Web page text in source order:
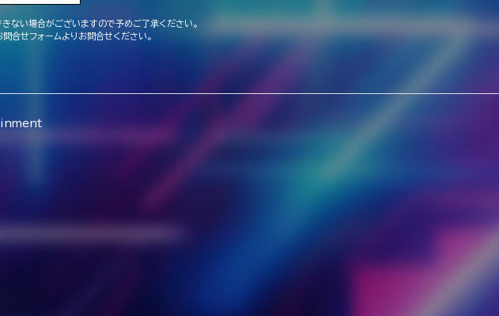
きない場合がございますので予めご了承ください。
問合せフォームよりお問合せください。